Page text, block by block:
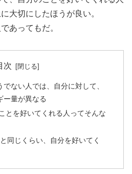
大切にしたほうが良い。
あってもだ。
次
ない人では、自分に対して、
ー量が異なる
とを好いてくれる人ってそんな
同じくらい、自分を好いてく